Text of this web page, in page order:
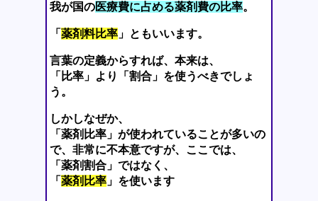
我が国の医療費に占める薬剤費の比率。
「 薬剤料比率 」ともいいます。
言葉の定義からすれば、本来は、
「比率」より「割合」を使うべきでしょ
う。
しかしなぜか、
「薬剤比率」が使われていることが多いの
で、非常に不本意ですが、ここでは、
「薬剤割合」ではなく、
「 薬剤比率 」を使います